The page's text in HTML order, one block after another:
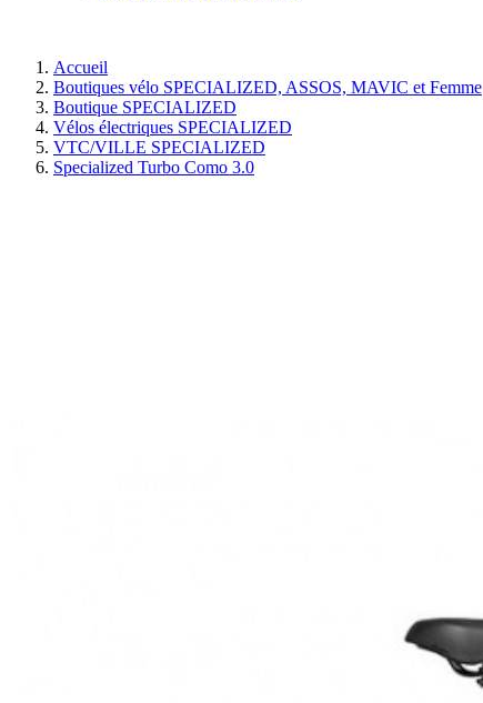
Accueil
Boutiques vélo SPECIALIZED, ASSOS, MAVIC et Femme
Boutique SPECIALIZED
Vélos électriques SPECIALIZED
VTC/VILLE SPECIALIZED
Specialized Turbo Como 3.0